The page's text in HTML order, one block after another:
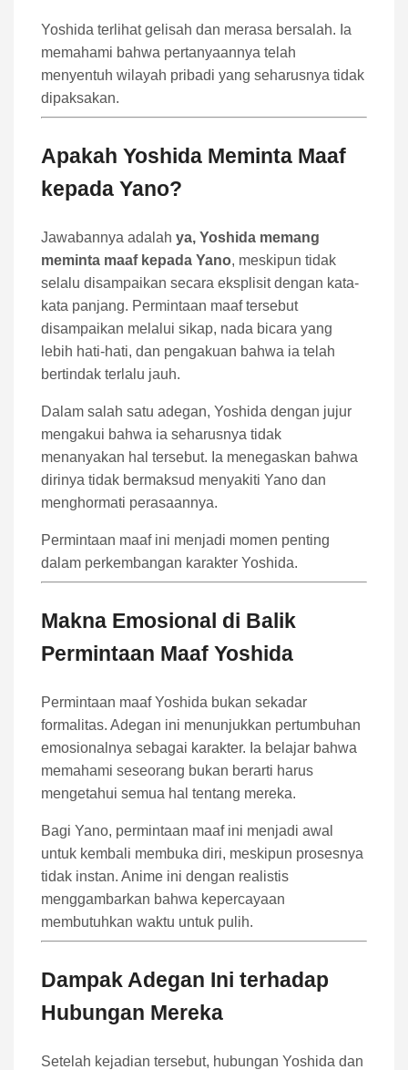
Yoshida terlihat gelisah dan merasa bersalah. Ia
memahami bahwa pertanyaannya telah
menyentuh wilayah pribadi yang seharusnya tidak
dipaksakan.
Apakah Yoshida Meminta Maaf
kepada Yano?
Jawabannya adalah ya, Yoshida memang
meminta maaf kepada Yano, meskipun tidak
selalu disampaikan secara eksplisit dengan kata-
kata panjang. Permintaan maaf tersebut
disampaikan melalui sikap, nada bicara yang
lebih hati-hati, dan pengakuan bahwa ia telah
bertindak terlalu jauh.
Dalam salah satu adegan, Yoshida dengan jujur
mengakui bahwa ia seharusnya tidak
menanyakan hal tersebut. Ia menegaskan bahwa
dirinya tidak bermaksud menyakiti Yano dan
menghormati perasaannya.
Permintaan maaf ini menjadi momen penting
dalam perkembangan karakter Yoshida.
Makna Emosional di Balik
Permintaan Maaf Yoshida
Permintaan maaf Yoshida bukan sekadar
formalitas. Adegan ini menunjukkan pertumbuhan
emosionalnya sebagai karakter. Ia belajar bahwa
memahami seseorang bukan berarti harus
mengetahui semua hal tentang mereka.
Bagi Yano, permintaan maaf ini menjadi awal
untuk kembali membuka diri, meskipun prosesnya
tidak instan. Anime ini dengan realistis
menggambarkan bahwa kepercayaan
membutuhkan waktu untuk pulih.
Dampak Adegan Ini terhadap
Hubungan Mereka
Setelah kejadian tersebut, hubungan Yoshida dan